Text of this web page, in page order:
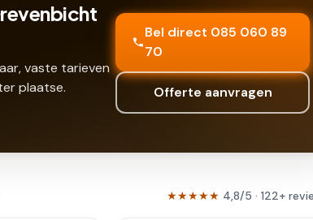
vaste tarieven
plaatse.
Bel direct 085 060 89
70
Offerte aanvragen
★★★★★ 4,8/5 · 122+